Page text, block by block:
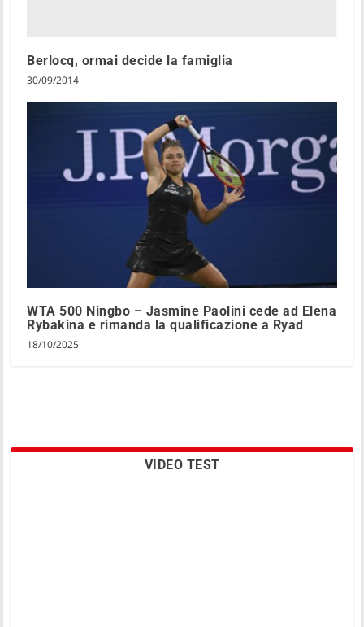
Berlocq, ormai decide la famiglia
30/09/2014
WTA 500 Ningbo – Jasmine Paolini cede ad Elena
Rybakina e rimanda la qualificazione a Ryad
18/10/2025
VIDEO TEST